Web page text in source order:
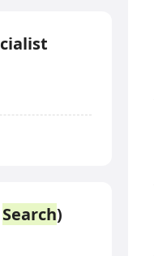
Search)